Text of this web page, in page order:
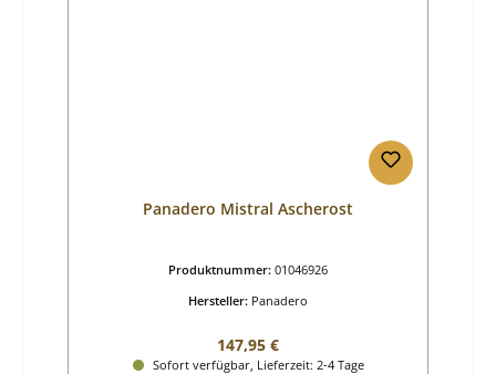
Panadero Mistral Ascherost
Produktnummer: 01046926
Hersteller: Panadero
Regulärer Preis:
147,95 €
Sofort verfügbar, Lieferzeit: 2-4 Tage